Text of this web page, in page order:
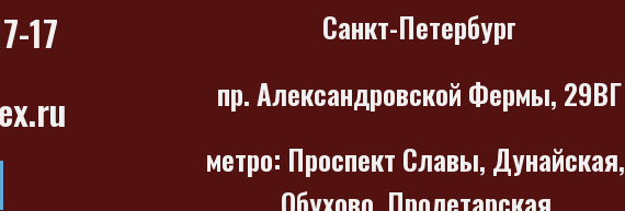
17
Санкт-Петербург
пр. Александровской Фермы, 29ВГ
метро: Проспект Славы, Дунайская,